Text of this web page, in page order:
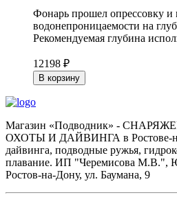
Фонарь прошел опрессовку и
водонепроницаемости на
Рекомендуемая глубина
12198 ₽
В корзину
Магазин «Подводник» -
ОХОТЫ И ДАЙВИНГА в Ростове-
дайвинга, подводные ружья,
плавание. ИП "Черемисова М.В.",
Ростов-на-Дону, ул. Баумана, 9